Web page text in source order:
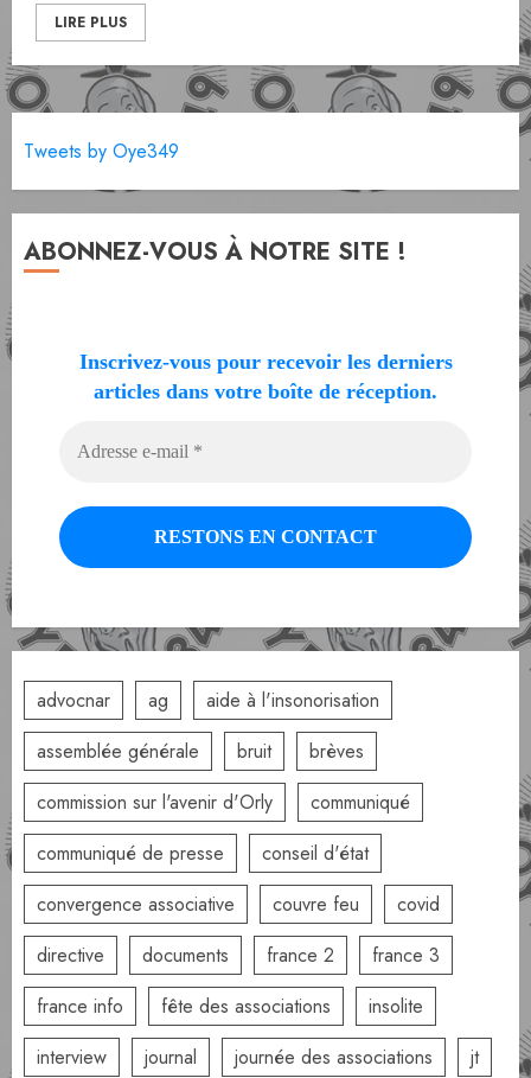
LIRE PLUS
Tweets by Oye349
ABONNEZ-VOUS À NOTRE SITE !
Inscrivez-vous pour recevoir les derniers
articles dans votre boîte de réception.
advocnar ag
aide à l'insonorisation
assemblée générale
bruit
brèves
commission sur l'avenir d'Orly
communiqué
communiqué de presse
conseil d'état
convergence associative
couvre feu
covid
directive
documents france 2
france 3
france info
fête des associations
insolite
interview
journal journée des associations jt